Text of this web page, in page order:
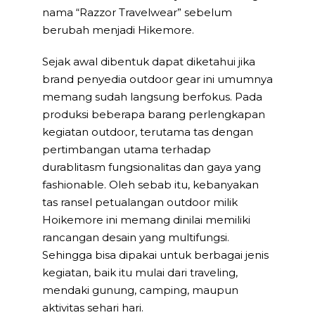
nama “Razzor Travelwear” sebelum
berubah menjadi Hikemore.
Sejak awal dibentuk dapat diketahui jika
brand penyedia outdoor gear ini umumnya
memang sudah langsung berfokus. Pada
produksi beberapa barang perlengkapan
kegiatan outdoor, terutama tas dengan
pertimbangan utama terhadap
durablitasm fungsionalitas dan gaya yang
fashionable. Oleh sebab itu, kebanyakan
tas ransel petualangan outdoor milik
Hoikemore ini memang dinilai memiliki
rancangan desain yang multifungsi.
Sehingga bisa dipakai untuk berbagai jenis
kegiatan, baik itu mulai dari traveling,
mendaki gunung, camping, maupun
aktivitas sehari hari.